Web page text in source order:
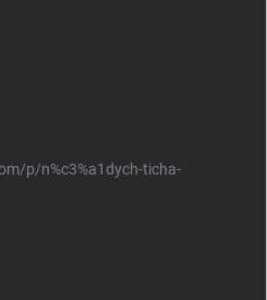
p/n%c3%a1dych-ticha-